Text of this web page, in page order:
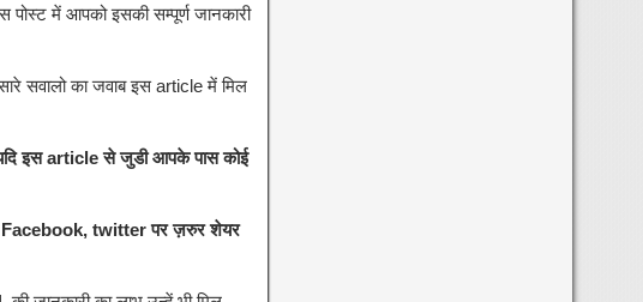
पोस्ट में आपको इसकी सम्पूर्ण जानकारी
सवालो का जवाब इस article में मिल
इस article से जुडी आपके पास कोई
Facebook, twitter पर ज़रुर शेयर